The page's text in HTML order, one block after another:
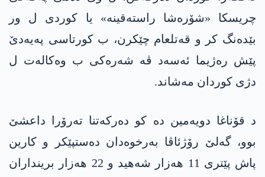
چریسكا «شۆره‌شا راسته‌قینه»‌ یا كوردی ل ور
بێده‌نگ كر و قه‌تلعام چێكرن، ب كورتاسی په‌یه‌دێ
پێش ره‌ژیما ئه‌سه‌د ڤه‌ شه‌ره‌كی ب وه‌كاله‌ت ل
دژی كوردان مه‌شاند.
د قۆناغا دویه‌مین ده‌ كو ده‌ركه‌تنا ته‌رۆرا داعشێ
بوو، گه‌لێ رۆژئاڤا به‌رخوه‌دان ده‌ستپێكر و كارين
پاش پێتری 11 هه‌زار شه‌هید و 22 هه‌زار برینداران